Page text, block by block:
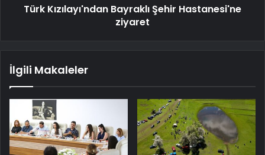
Türk Kızılayı'ndan Bayraklı Şehir Hastanesi'ne
ziyaret
İlgili Makaleler